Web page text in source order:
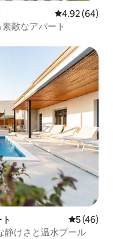
レビュー64
4.92 (64)
敵なアパート
レビュー
5 (46)
静けさと温水プール